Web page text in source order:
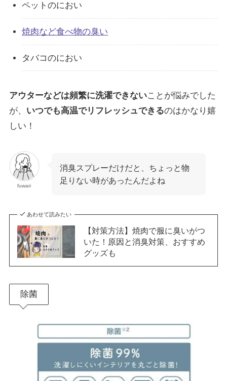
ペットのにおい
焼肉など食べ物の臭い
タバコのにおい
アウターなどは頻繁に洗濯できないことが悩みでした
が、 いつでも高温でリフレッシュできるのはかなり嬉
しい！
fuwari
消臭スプレーだけだと、ちょっと物
足りない時があったんだよね
あわせて読みたい
【対策方法】焼肉で服に臭いがつ
いた！原因と消臭対策、おすすめ
グッズも
除菌